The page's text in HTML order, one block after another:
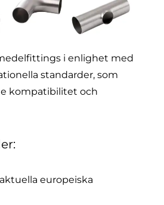
i enlighet med
standarder, som
kompatibilitet och
europeiska